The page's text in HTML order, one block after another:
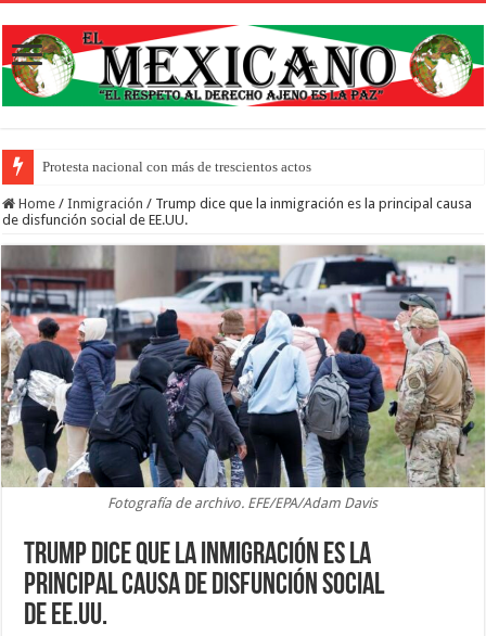
Protesta nacional con más de trescientos actos honra a inmigrantes muertos y p
Home / Inmigración / Trump dice que la inmigración es la principal causa
de disfunción social de EE.UU.
Fotografía de archivo. EFE/EPA/Adam Davis
Trump dice que la inmigración es la
principal causa de disfunción social
de EE.UU.